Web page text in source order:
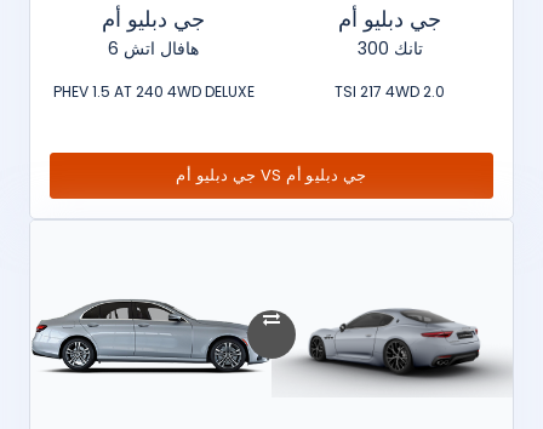
جي دبليو أم
تانك 300
2.0 TSI 217 4WD
جي دبليو أم
هافال اتش 6
PHEV 1.5 AT 240 4WD DELUXE
جي دبليو أم VS جي دبليو أم